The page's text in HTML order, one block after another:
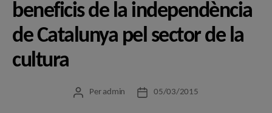
beneficis de la independència
de Catalunya pel sector de la
cultura
Autor
Per admin
Data05/03/2015